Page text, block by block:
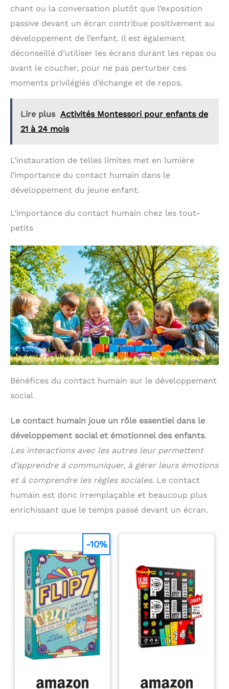
chant ou la conversation plutôt que l’exposition
passive devant un écran contribue positivement au
développement de l’enfant. Il est également
déconseillé d’utiliser les écrans durant les repas ou
avant le coucher, pour ne pas perturber ces
moments privilégiés d’échange et de repos.
Lire plus Activités Montessori pour enfants de
21 à 24 mois
L’instauration de telles limites met en lumière
l’importance du contact humain dans le
développement du jeune enfant.
L’importance du contact humain chez les tout-
petits
Bénéfices du contact humain sur le développement
social
Le contact humain joue un rôle essentiel dans le
développement social et émotionnel des enfants.
Les interactions avec les autres leur permettent
d’apprendre à communiquer, à gérer leurs émotions
et à comprendre les règles sociales. Le contact
humain est donc irremplaçable et beaucoup plus
enrichissant que le temps passé devant un écran.
-10%